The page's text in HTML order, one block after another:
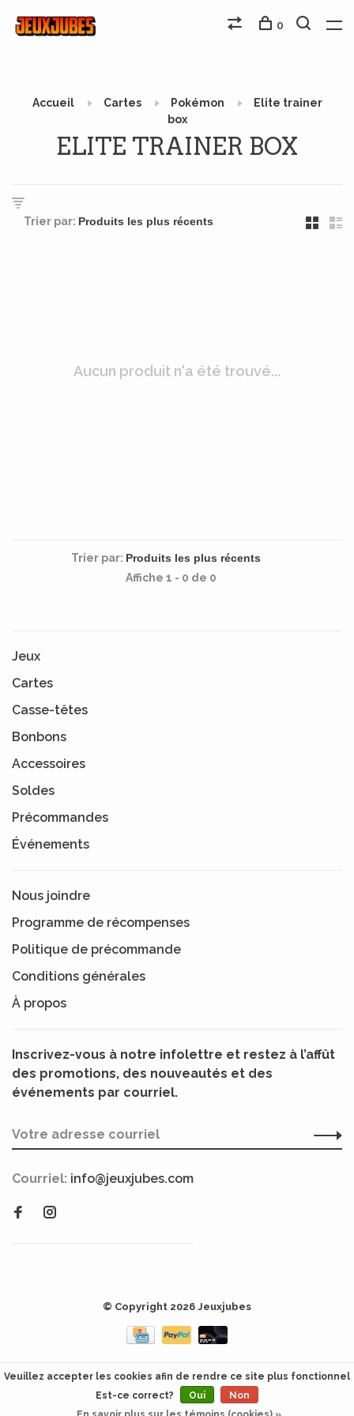
0
Accueil Cartes Pokémon
Elite trainer
box
ELITE TRAINER BOX
Trier par:
Aucun produit n'a été trouvé...
Trier par:
Affiche 1 - 0 de 0
Jeux
Cartes
Casse-têtes
Bonbons
Accessoires
Soldes
Précommandes
Événements
Nous joindre
Programme de récompenses
Politique de précommande
Conditions générales
À propos
Inscrivez-vous à notre infolettre et restez à l’affût
des promotions, des nouveautés et des
événements par courriel.
Courriel: info@jeuxjubes.com
© Copyright 2026 Jeuxjubes
Veuillez accepter les cookies afin de rendre ce site plus fonctionnel
Est-ce correct?
Oui
Non